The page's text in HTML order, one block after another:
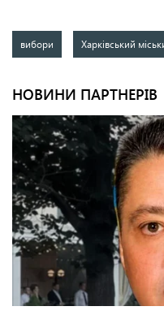
вибори Харківський